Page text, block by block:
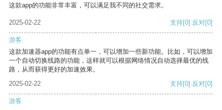
这款app的功能非常丰富，可以满足我不同的社交需求。
2025-02-22 支持[0] 反对[0]
游客
这款加速器app的功能有点单一，可以增加一些新功能。比如，可以增加
一个自动切换线路的功能，这样就可以根据网络情况自动选择最优的线
路，从而获得更好的加速效果。
2025-02-22
支持[0] 反对[0]
游客